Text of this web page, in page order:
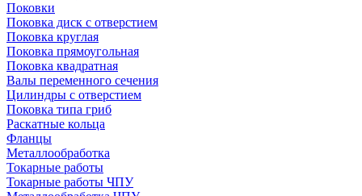
Поковки
Поковка диск с отверстием
Поковка круглая
Поковка прямоугольная
Поковка квадратная
Валы переменного сечения
Цилиндры с отверстием
Поковка типа гриб
Раскатные кольца
Фланцы
Металлообработка
Токарные работы
Токарные работы ЧПУ